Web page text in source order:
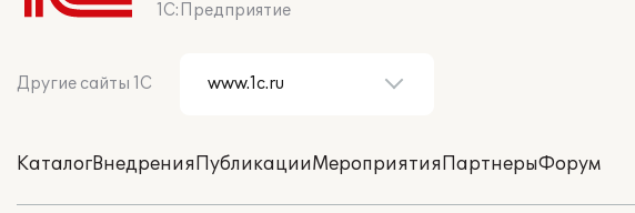
1С:Предприятие
Другие сайты 1С
КаталогВнедренияПубликацииМероприятияПартнерыФорум